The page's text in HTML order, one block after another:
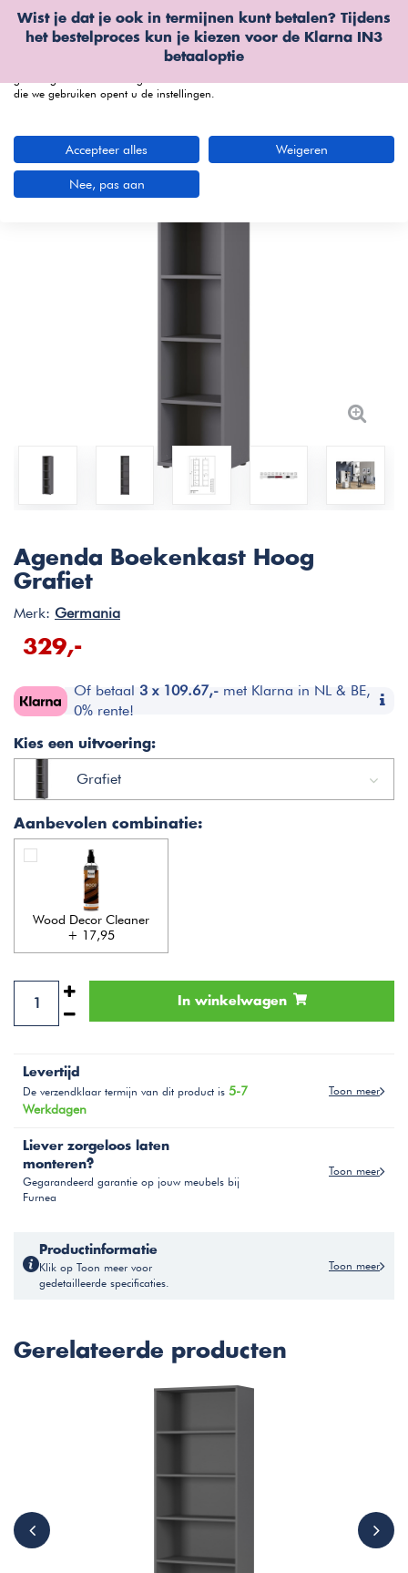
Wist je dat je ook in termijnen kunt betalen? Tijdens
het bestelproces kun je kiezen voor de Klarna IN3
betaaloptie
Agenda Boekenkast Hoog
Grafiet
Merk: Germania
329,-
Of betaal 3 x 109.67,- met Klarna in NL & BE,
0% rente!
Kies een uitvoering:
Grafiet
Aanbevolen combinatie:
Wood Decor Cleaner
+ 17,95
In winkelwagen
Levertijd
De verzendklaar termijn van dit product is 5-7
Werkdagen
Toon meer
Liever zorgeloos laten
monteren?
Gegarandeerd garantie op jouw meubels bij
Furnea
Toon meer
Productinformatie
Klik op Toon meer voor
gedetailleerde specificaties.
Toon meer
Gerelateerde producten
Wij gebruiken cookies
We kunnen deze plaatsen voor analyse van onze bezoekersgegevens, om
onze website te verbeteren, gepersonaliseerde inhoud te tonen en om u een
die we gebruiken opent u de instellingen.
Accepteer alles Weigeren
Nee, pas aan